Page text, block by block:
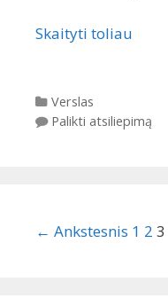
Skaityti toliau
Kategorijos
Verslas
Palikti atsiliepimą
Įrašų
← Ankstesnis 1 2 3